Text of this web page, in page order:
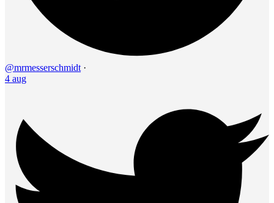
@mrmesserschmidt ·
4 aug